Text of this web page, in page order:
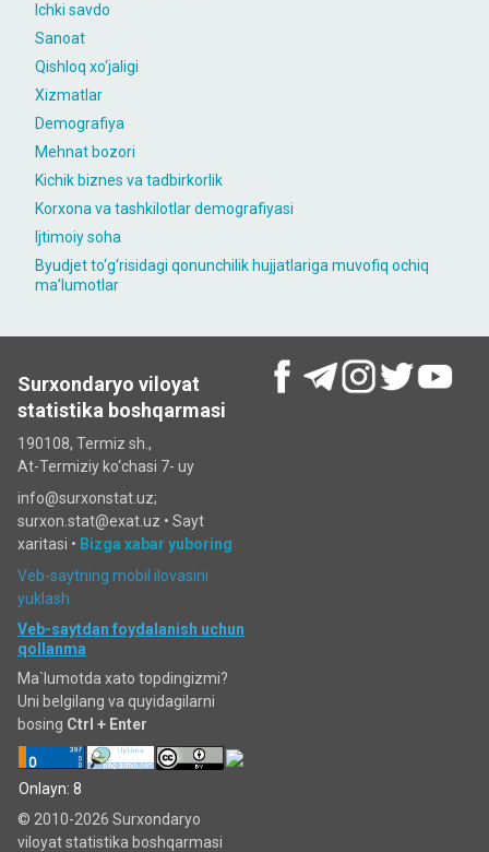
Ichki savdo
Sanoat
Qishloq xo‘jaligi
Xizmatlar
Demografiya
Mehnat bozori
Kichik biznes va tadbirkorlik
Korxona va tashkilotlar demografiyasi
Ijtimoiy soha
Byudjet to‘g‘risidagi qonunchilik hujjatlariga muvofiq ochiq
maʼlumotlar
Surxondaryo viloyat
statistika boshqarmasi
190108, Termiz sh.,
At-Termiziy ko‘chasi 7- uy
info@surxonstat.uz;
surxon.stat@exat.uz • Sayt
xaritasi • Bizga xabar yuboring
Veb-saytning mobil ilovasini
yuklash
Veb-saytdan foydalanish uchun
qollanma
Ma`lumotda xato topdingizmi?
Uni belgilang va quyidagilarni
bosing Ctrl + Enter
Onlayn: 8
© 2010-2026 Surxondaryo
viloyat statistika boshqarmasi